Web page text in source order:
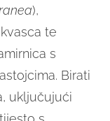
),
te
s
Birati
uključujući